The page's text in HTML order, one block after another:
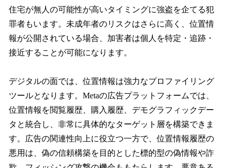
住宅が無人の可能性が高いタイミングに強盗を企てる犯
罪者もいます。未成年者のリスクはさらに高く、位置情
報が公開されている場合、加害者は個人を特定・追跡・
接近することが可能になります。
デジタルの面では、位置情報は強力なプロファイリング
ツールとなります。Metaの広告プラットフォームでは、
位置情報を閲覧履歴、購入履歴、デモグラフィックデー
タと統合し、非常に具体的なターゲット層を構築できま
す。広告の関連性向上に役立つ一方で、位置情報履歴の
悪用は、偽の信頼構築を目的とした標的型の偽情報や詐